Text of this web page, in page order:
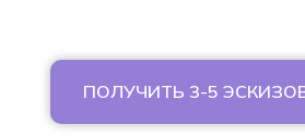
ПОЛУЧИТЬ 3-5